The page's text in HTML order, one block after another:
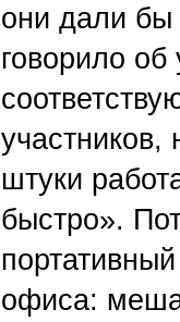
они дали бы
говорило
участников,
штуки
быстро».
офиса: